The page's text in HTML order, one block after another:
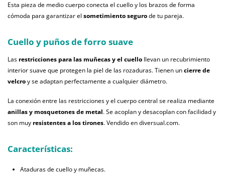
Esta pieza de medio cuerpo conecta el cuello y los brazos de forma
cómoda para garantizar el sometimiento segurode tu pareja.
Cuello y puños de forro suave
Las restricciones para las muñecas y el cuello llevan un recubrimiento
interior suave que protegen la piel de las rozaduras. Tienen uncierre de
velcroy se adaptan perfectamente a cualquier diámetro.
La conexión entre las restricciones y el cuerpo central se realiza mediante
anillas y mosquetones de metal. Se acoplan y desacoplan con facilidad y
son muy resistentes a los tirones. Vendido en diversual.com.
Características:
Ataduras de cuello y muñecas.